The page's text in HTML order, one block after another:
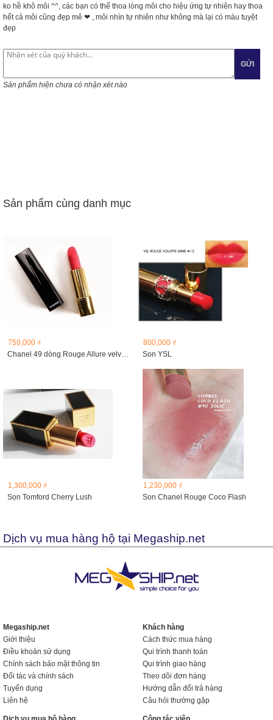
ko hề khô môi ^^, các bạn có thể thoa lòng môi cho hiệu ứng tự nhiên hay thoa
hết cả môi cũng đẹp mê ❤ , môi nhìn tự nhiên như không mà lại có màu tuyệt
đẹp
GỬI
Sản phẩm hiện chưa có nhận xét nào
Sản phẩm cùng danh mục
750,000 ₫
Chanel 49 dòng Rouge Allure velvet ( dòng son lì).
800,000 ₫
Son YSL
1,300,000 ₫
Sọn Tomford Cherry Lush
1,230,000 ₫
Son Chanel Rouge Coco Flash
Dịch vụ mua hàng hộ tại Megaship.net
Megaship.net
Giới thiệu
Điều khoản sử dụng
Chính sách bảo mật thông tin
Đối tác và chính sách
Tuyển dụng
Liên hệ
Khách hàng
Cách thức mua hàng
Qui trình thanh toán
Qui trình giao hàng
Theo dõi đơn hàng
Hướng dẫn đổi trả hàng
Câu hỏi thường gặp